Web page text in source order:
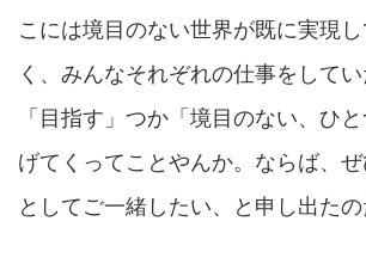
こには境目のない世界が既に実現
く、みんなそれぞれの仕事をしてい
「目指す」つか「境目のない、ひ
げてくってことやんか。ならば、
としてご一緒したい、と申し出たの